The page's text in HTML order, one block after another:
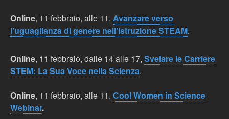
Online, 11 febbraio, alle 11, Avanzare verso
l’uguaglianza di genere nell’istruzione STEAM.
Online, 11 febbraio, dalle 14 alle 17, Svelare le Carriere
STEM: La Sua Voce nella Scienza.
Online, 11 febbraio, alle 11, Cool Women in Science
Webinar.